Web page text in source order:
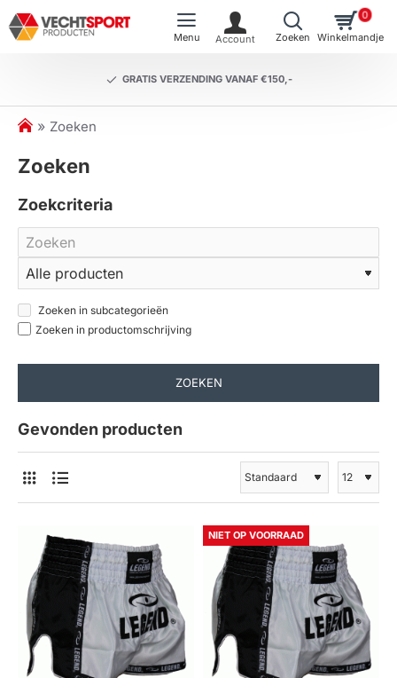
GRATIS VERZENDING VANAF €150,-
0
h
m
Zoeken
Zoeken
Zoekcriteria
Zoeken in subcategorieën
Zoeken in productomschrijving
ZOEKEN
Gevonden producten
NIET OP VOORRAAD